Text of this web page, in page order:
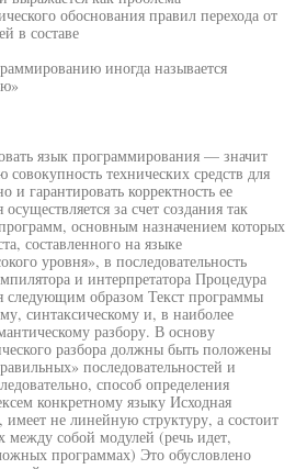
обоснования правил перехода от
в составе
иногда называется
язык программирования — значит
совокупность технических средств для
гарантировать корректность ее
за счет создания так
основным назначением которых
составленного на языке
уровня», в последовательность
и интерпретатора Процедура
следующим образом Текст программы
синтаксическому и, в наиболее
разбору. В основу
разбора должны быть положены
последовательностей и
способ определения
конкретному языку Исходная
не линейную структуру, а состоит
между собой модулей (речь идет,
программах) Это обусловлено